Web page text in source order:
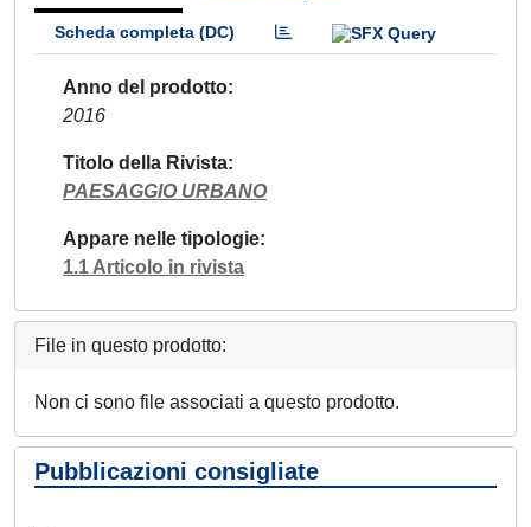
Scheda completa (DC)
Anno del prodotto
2016
Titolo della Rivista
PAESAGGIO URBANO
Appare nelle tipologie
1.1 Articolo in rivista
File in questo prodotto:
Non ci sono file associati a questo prodotto.
Pubblicazioni consigliate